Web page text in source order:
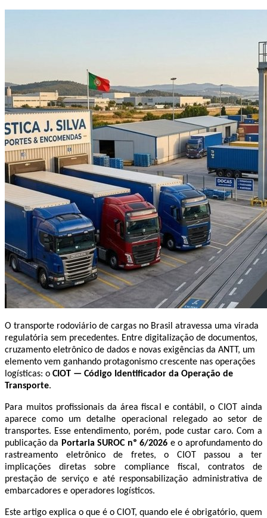
O transporte rodoviário de cargas no Brasil atravessa uma virada
regulatória sem precedentes. Entre digitalização de documentos,
cruzamento eletrônico de dados e novas exigências da ANTT, um
elemento vem ganhando protagonismo crescente nas operações
logísticas: o CIOT — Código Identificador da Operação de
Transporte.
Para muitos profissionais da área fiscal e contábil, o CIOT ainda
aparece como um detalhe operacional relegado ao setor de
transportes. Esse entendimento, porém, pode custar caro. Com a
publicação da Portaria SUROC nº 6/2026 e o aprofundamento do
rastreamento eletrônico de fretes, o CIOT passou a ter
implicações diretas sobre compliance fiscal, contratos de
prestação de serviço e até responsabilização administrativa de
embarcadores e operadores logísticos.
Este artigo explica o que é o CIOT, quando ele é obrigatório, quem